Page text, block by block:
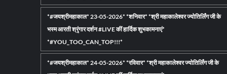
*#जयश्रीमहाकाल* 23-05-2026* *शनिवार* *श्री महाकालेश्वर ज्योतिर्लिंग जी के
भस्म आरती श्रृंगार दर्शन #LIVE कीं हार्दिक शुभकामनाएं*
*#YOU_TOO_CAN_TOP!!!*
*#जयश्रीमहाकाल* 24-05-2026* *रविवार* *श्री महाकालेश्वर ज्योतिर्लिंग जी के